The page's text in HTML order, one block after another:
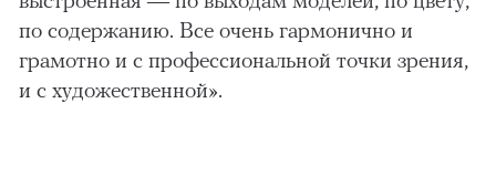
по содержанию. Все очень гармонично и
грамотно и с профессиональной точки зрения,
и с художественной».